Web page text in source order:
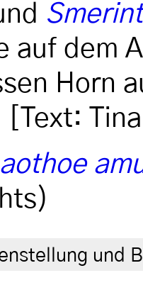
auf dem
Horn
[Text:
und